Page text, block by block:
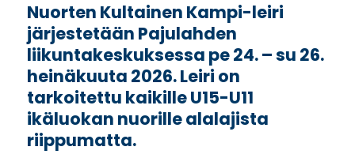
Nuorten Kultainen Kampi-leiri
järjestetään Pajulahden
liikuntakeskuksessa pe 24. – su 26.
heinäkuuta 2026. Leiri on
tarkoitettu kaikille U15-U11
ikäluokan nuorille alalajista
riippumatta.